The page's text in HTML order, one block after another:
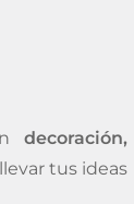
decoración,
tus ideas